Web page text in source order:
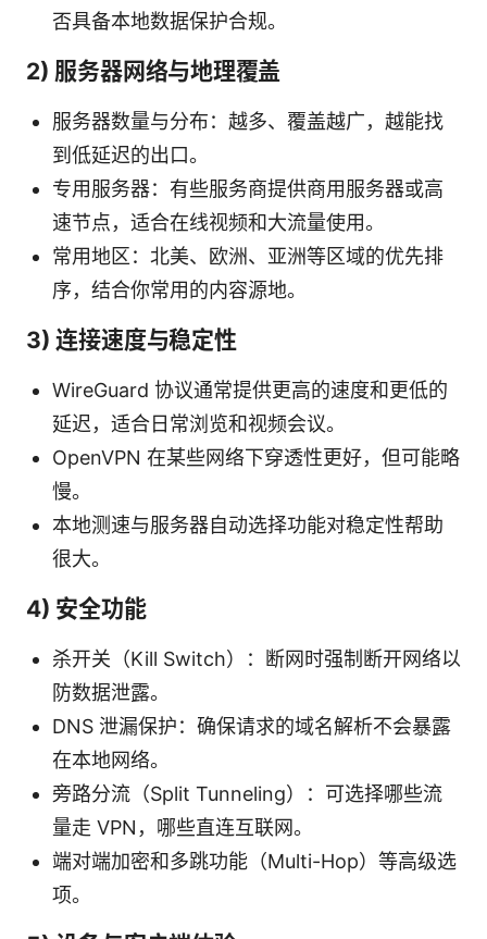
否具备本地数据保护合规。
2) 服务器网络与地理覆盖
服务器数量与分布：越多、覆盖越广，越能找
到低延迟的出口。
专用服务器：有些服务商提供商用服务器或高
速节点，适合在线视频和大流量使用。
常用地区：北美、欧洲、亚洲等区域的优先排
序，结合你常用的内容源地。
3) 连接速度与稳定性
WireGuard 协议通常提供更高的速度和更低的
延迟，适合日常浏览和视频会议。
OpenVPN 在某些网络下穿透性更好，但可能略
慢。
本地测速与服务器自动选择功能对稳定性帮助
很大。
4) 安全功能
杀开关（Kill Switch）：断网时强制断开网络以
防数据泄露。
DNS 泄漏保护：确保请求的域名解析不会暴露
在本地网络。
旁路分流（Split Tunneling）：可选择哪些流
量走 VPN，哪些直连互联网。
端对端加密和多跳功能（Multi-Hop）等高级选
项。